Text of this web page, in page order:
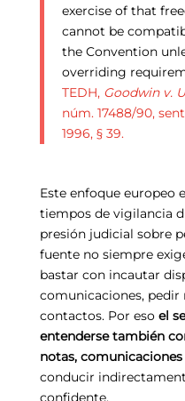
exercise of that
cannot be
the Convention
overriding
TEDH, Goodwin v.
núm. 17488/90,
1996, § 39.
Este enfoque europeo
tiempos de vigilancia
presión judicial sobre
fuente no siempre
bastar con incautar
comunicaciones,
contactos. Por eso el
entenderse también
notas,
conducir
confidente.